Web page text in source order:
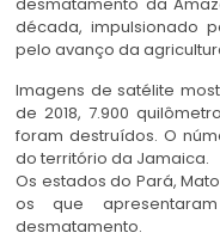
década, impulsionado
pelo avanço da
Imagens de satélite
de 2018, 7.900
foram destruídos. O
do território da Jamaica.
Os estados do Pará,
os que
desmatamento.